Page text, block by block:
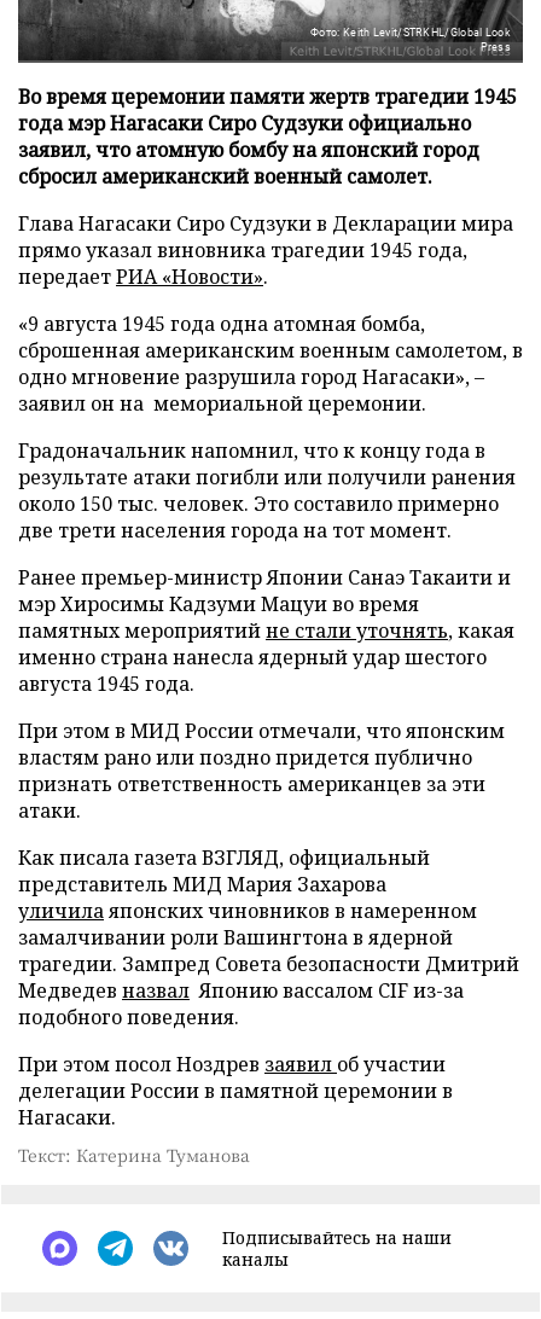
Фото: Keith Levit/STRKHL/Global Look
Press
Во время церемонии памяти жертв трагедии 1945
года мэр Нагасаки Сиро Судзуки официально
заявил, что атомную бомбу на японский город
сбросил американский военный самолет.
Глава Нагасаки Сиро Судзуки в Декларации мира
прямо указал виновника трагедии 1945 года,
передаетРИА «Новости».
«9 августа 1945 года одна атомная бомба,
сброшенная американским военным самолетом, в
одно мгновение разрушила город Нагасаки», –
заявил он на мемориальной церемонии.
Градоначальник напомнил, что к концу года в
результате атаки погибли или получили ранения
около 150 тыс. человек. Это составило примерно
две трети населения города на тот момент.
Ранее премьер-министр Японии Санаэ Такаити и
мэр Хиросимы Кадзуми Мацуи во время
памятных мероприятийне стали уточнять, какая
именно страна нанесла ядерный удар шестого
августа 1945 года.
При этом в МИД России отмечали, что японским
властям рано или поздно придется публично
признать ответственность американцев за эти
атаки.
Как писала газета ВЗГЛЯД, официальный
представитель МИД Мария Захарова
уличилаяпонских чиновников в намеренном
замалчивании роли Вашингтона в ядерной
трагедии. Зампред Совета безопасности Дмитрий
Медведев назвал Японию вассалом CIF из-за
подобного поведения.
При этом посол Ноздрев заявил об участии
делегации России в памятной церемонии в
Нагасаки.
Текст: Катерина Туманова
Подписывайтесь на наши
каналы